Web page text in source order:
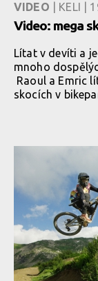
VIDEO | KELI |
Video: mega
Lítat v devíti a
mnoho
Raoul a Emric
skocích v